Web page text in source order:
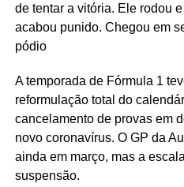
de tentar a vitória. Ele rodou
acabou punido. Chegou em
pódio
A temporada de Fórmula 1
reformulação total do
cancelamento de provas em
novo coronavírus. O GP da
ainda em março, mas a
suspensão.